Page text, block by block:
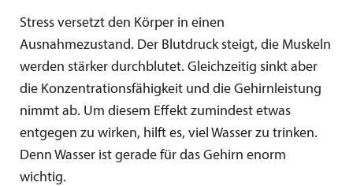
Stress versetzt den Körper in einen
Ausnahmezustand. Der Blutdruck steigt, die Muskeln
werden stärker durchblutet. Gleichzeitig sinkt aber
die Konzentrationsfähigkeit und die Gehirnleistung
nimmt ab. Um diesem Effekt zumindest etwas
entgegen zu wirken, hilft es, viel Wasser zu trinken.
Denn Wasser ist gerade für das Gehirn enorm
wichtig.